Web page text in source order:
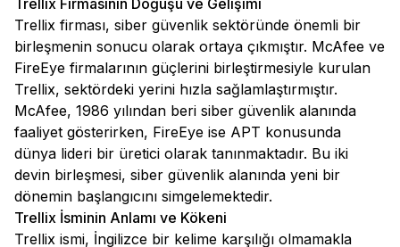
Trellix Firmasının Doğuşu ve Gelişimi
Trellix firması, siber güvenlik sektöründe önemli bir
birleşmenin sonucu olarak ortaya çıkmıştır. McAfee ve
FireEye firmalarının güçlerini birleştirmesiyle kurulan
Trellix, sektördeki yerini hızla sağlamlaştırmıştır.
McAfee, 1986 yılından beri siber güvenlik alanında
faaliyet gösterirken, FireEye ise APT konusunda
dünya lideri bir üretici olarak tanınmaktadır. Bu iki
devin birleşmesi, siber güvenlik alanında yeni bir
dönemin başlangıcını simgelemektedir.
Trellix İsminin Anlamı ve Kökeni
Trellix ismi, İngilizce bir kelime karşılığı olmamakla